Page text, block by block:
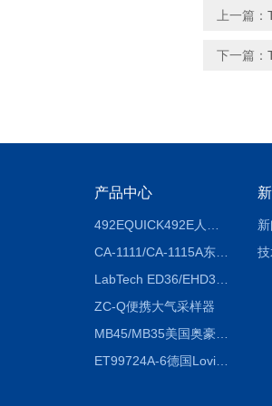
上一篇：
下一篇：
产品中心
CA-1111/CA-1115A东京理化EYELA CA-1111/CA-1115A冷却水循环装置
ZC-Q便携大气采样器
MB45/MB35美国奥豪斯OHAUS MB45/MB35卤素红外水分测定仪
ET99724A-6德国Lovibond ET99724A-6微电脑BOD测定仪